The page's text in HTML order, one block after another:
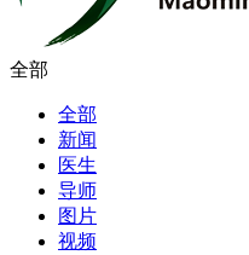
全部
全部
新闻
医生
导师
图片
视频